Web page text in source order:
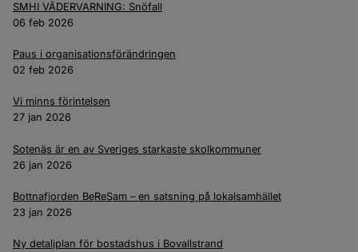
SMHI VÄDERVARNING: Snöfall
06 feb 2026
Paus i organisationsförändringen
02 feb 2026
Vi minns förintelsen
27 jan 2026
Sotenäs är en av Sveriges starkaste skolkommuner
26 jan 2026
Bottnafjorden BeReSam – en satsning på lokalsamhället
23 jan 2026
Ny detaljplan för bostadshus i Bovallstrand